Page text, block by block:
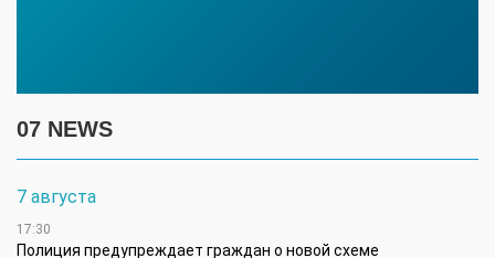
07 NEWS
7 августа
17:30
Полиция предупреждает граждан о новой схеме